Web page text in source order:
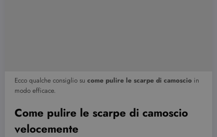
Ecco qualche consiglio su come pulire le scarpe di camoscio in
modo efficace.
Come pulire le scarpe di camoscio
velocemente